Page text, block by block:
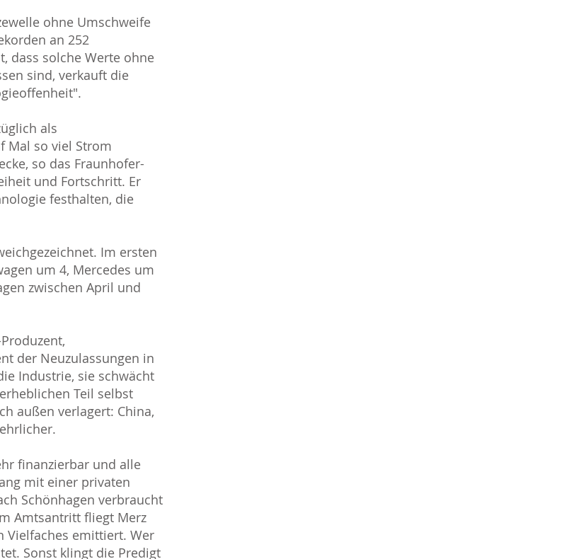
ohne Umschweife
an 252
dass solche Werte ohne
sind, verkauft die
als
Mal so viel Strom
so das Fraunhofer-
und Fortschritt. Er
festhalten, die
Im ersten
um 4, Mercedes um
zwischen April und
der Neuzulassungen in
Industrie, sie schwächt
Teil selbst
außen verlagert: China,
finanzierbar und alle
mit einer privaten
Schönhagen verbraucht
Amtsantritt fliegt Merz
Vielfaches emittiert. Wer
Sonst klingt die Predigt